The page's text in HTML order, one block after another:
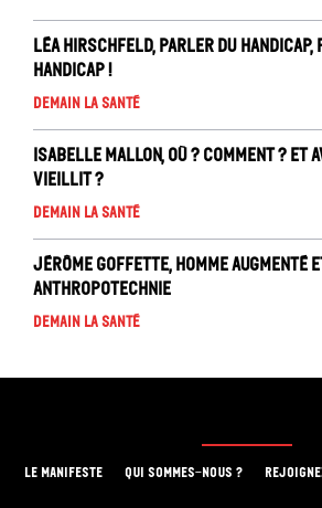
Léa Hirschfeld, Parler du
handicap !
Demain la santé
Isabelle Mallon, Où ? comment ? Et
vieillit ?
Demain la santé
Jérôme Goffette, Homme augmenté
anthropotechnie
Demain la santé
LE MANIFESTE QUI SOMMES-NOUS ?